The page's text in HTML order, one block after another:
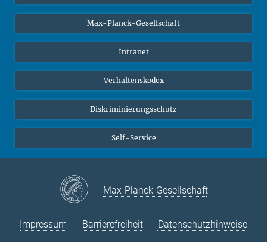
Studierende
Schüler*innen
Öffentlichkeit
Alumnae | Alumni
Max-Planck-Gesellschaft
Intranet
Verhaltenskodex
Diskriminierungsschutz
Self-Service
Max-Planck-Gesellschaft
Impressum Barrierefreiheit Datenschutzhinweise